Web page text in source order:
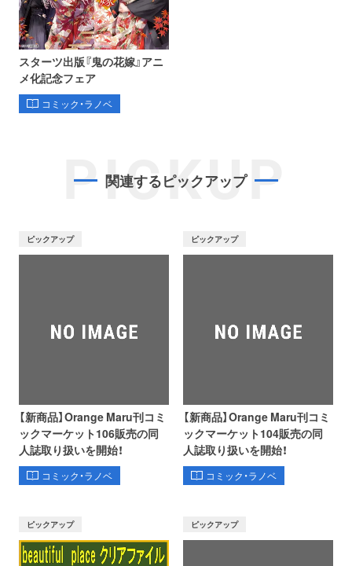
スターツ出版『鬼の花嫁』アニ
メ化記念フェア
コミック・ラノベ
PICKUP
関連するピックアップ
ピックアップ
【新商品】Orange Maru刊コミ
ックマーケット106販売の同
人誌取り扱いを開始！
コミック・ラノベ
ピックアップ
【新商品】Orange Maru刊コミ
ックマーケット104販売の同
人誌取り扱いを開始！
コミック・ラノベ
ピックアップ ピックアップ